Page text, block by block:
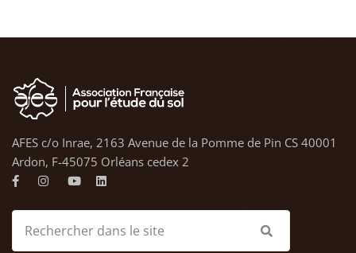
AFES c/o Inrae, 2163 Avenue de la Pomme de Pin CS 40001
Ardon, F-45075 Orléans cedex 2